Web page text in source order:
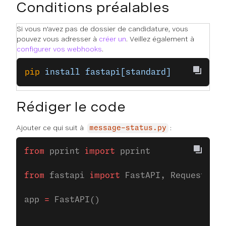
Conditions préalables
Si vous n'avez pas de dossier de candidature, vous
pouvez vous adresser à créer un. Veillez également à
configurer vos webhooks.
pip install fastapi[standard]
Rédiger le code
Ajouter ce qui suit à message-status.py :
from pprint import pprint
from fastapi import FastAPI, Request,
app = FastAPI()